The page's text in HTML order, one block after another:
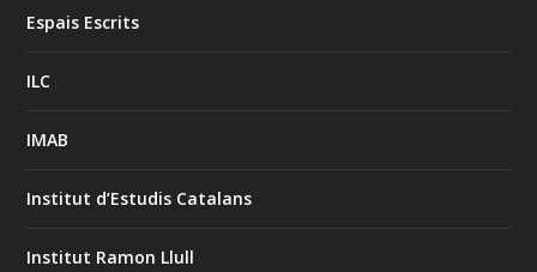
Espais Escrits
ILC
IMAB
Institut d’Estudis Catalans
Institut Ramon Llull